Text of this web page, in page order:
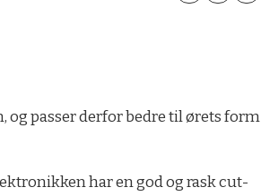
og passer derfor bedre til ørets form
har en god og rask cut-